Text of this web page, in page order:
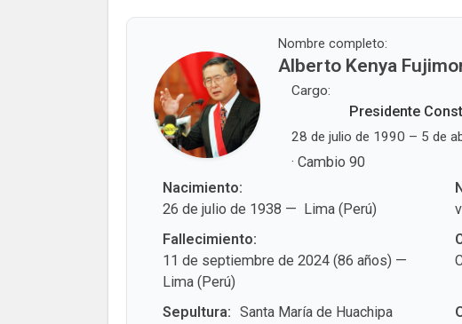
Nombre completo:
Alberto Kenya
Cargo:
Presidente
28 de julio de 1990 – 5 de
· Cambio 90
Nacimiento:
26 de julio de 1938 — ​ Lima (Perú)
Fallecimiento:
11 de septiembre de 2024 (86 años) —
Lima (Perú)
Sepultura: Santa María de Huachipa